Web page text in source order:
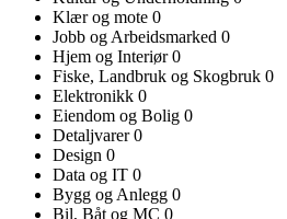
Klær og mote 0
Jobb og Arbeidsmarked 0
Hjem og Interiør0
Fiske, Landbruk og Skogbruk 0
Elektronikk 0
Eiendom og Bolig 0
Detaljvarer0
Design 0
Data og IT 0
Bygg og Anlegg 0
Bil, Båt og MC 0